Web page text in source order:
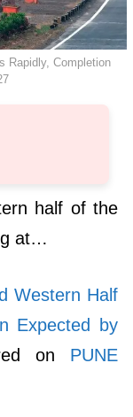
Rapidly, Completion
half of the
at…
Western Half
Expected by
on PUNE